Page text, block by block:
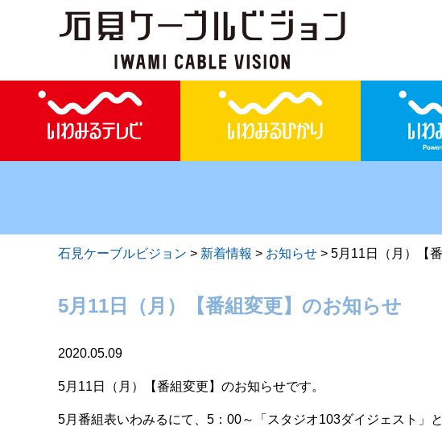
石見ケーブルビジョン > 新着情報 > お知らせ > 5月11日（月）【
5月11日（月）【番組変更】のお知らせ
2020.05.09
5月11日（月）【番組変更】のお知らせです。
5月番組表いわみるにて、5：00～「スタジオ103ダイジェスト」